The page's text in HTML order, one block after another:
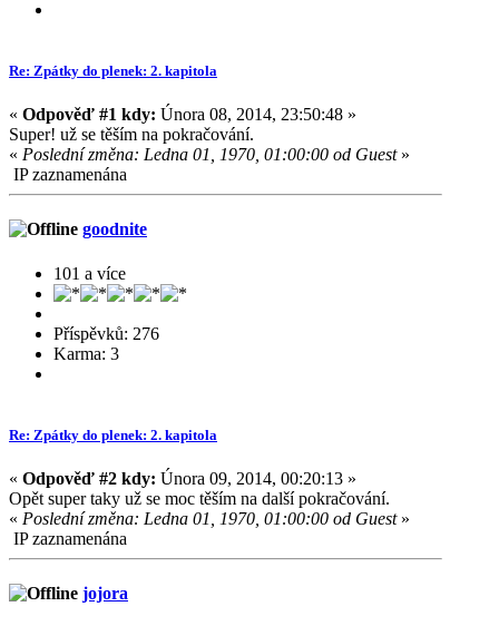
Re: Zpátky do plenek: 2. kapitola
« Odpověď #1 kdy: Února 08, 2014, 23:50:48 »
Super! už se těším na pokračování.
« Poslední změna: Ledna 01, 1970, 01:00:00 od Guest»
IP zaznamenána
goodnite
101 a více
Příspěvků: 276
Karma: 3
Re: Zpátky do plenek: 2. kapitola
« Odpověď #2 kdy: Února 09, 2014, 00:20:13 »
Opět super taky už se moc těším na další pokračování.
« Poslední změna: Ledna 01, 1970, 01:00:00 od Guest»
IP zaznamenána
jojora